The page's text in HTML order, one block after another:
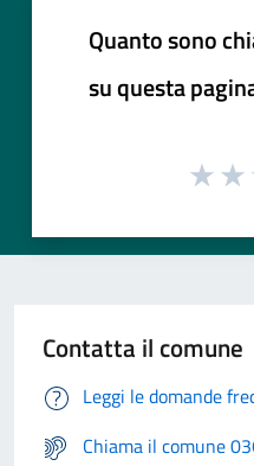
Quanto sono
su questa
Contatta il comune
Leggi le domande
Chiama il comune